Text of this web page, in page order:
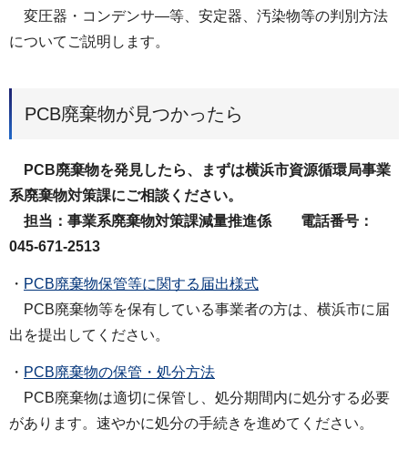
変圧器・コンデンサ―等、安定器、汚染物等の判別方法
についてご説明します。
PCB廃棄物が見つかったら
PCB廃棄物を発見したら、まずは横浜市資源循環局事業
系廃棄物対策課にご相談ください。
担当：事業系廃棄物対策課減量推進係 電話番号：
045-671-2513
・ PCB廃棄物保管等に関する届出様式
PCB廃棄物等を保有している事業者の方は、横浜市に届
出を提出してください。
・ PCB廃棄物の保管・処分方法
PCB廃棄物は適切に保管し、処分期間内に処分する必要
があります。速やかに処分の手続きを進めてください。